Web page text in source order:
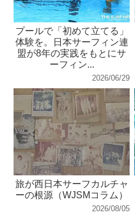
プールで「初めて立てる」
体験を。日本サーフィン連
盟が8年の実践をもとにサ
ーフィン...
2026/06/29
旅が西日本サーフカルチャ
ーの根源（WJSMコラム）
2026/08/05